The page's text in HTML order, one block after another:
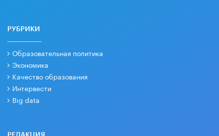
РУБРИКИ
Образовательная политика
Экономика
Качество образования
Интервести
Big data